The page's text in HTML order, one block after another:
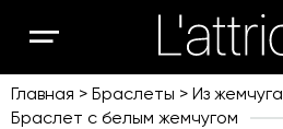
Открыть
Главная Браслеты
Из жемчуга
Браслет с белым жемчугом